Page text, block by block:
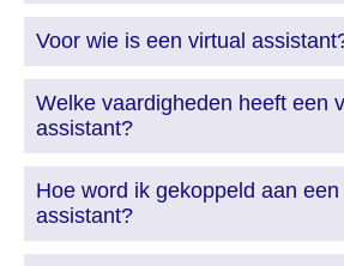
Voor wie is een virtual
Welke vaardigheden heeft een
assistant?
Hoe word ik gekoppeld aan een
assistant?